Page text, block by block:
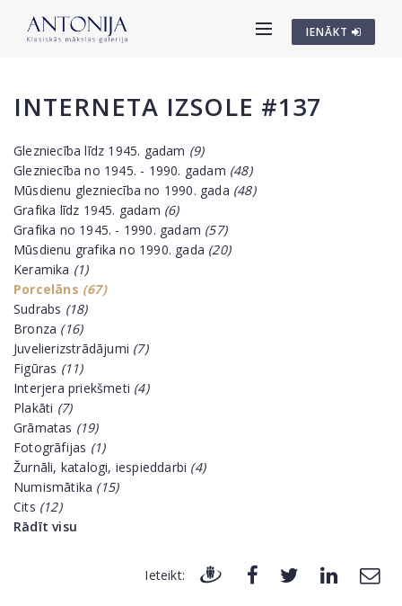
IENĀKT
INTERNETA IZSOLE #137
Glezniecība līdz 1945. gadam (9)
Glezniecība no 1945. - 1990. gadam (48)
Mūsdienu glezniecība no 1990. gada (48)
Grafika līdz 1945. gadam (6)
Grafika no 1945. - 1990. gadam (57)
Mūsdienu grafika no 1990. gada (20)
Keramika (1)
Porcelāns (67)
Sudrabs (18)
Bronza (16)
Juvelierizstrādājumi (7)
Figūras (11)
Interjera priekšmeti (4)
Plakāti (7)
Grāmatas (19)
Fotogrāfijas (1)
Žurnāli, katalogi, iespieddarbi (4)
Numismātika (15)
Cits (12)
Rādīt visu
Ieteikt: